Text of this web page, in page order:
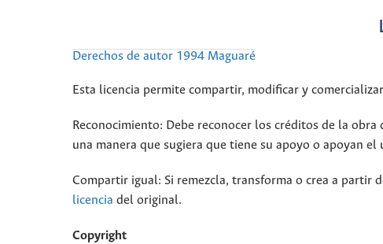
Derechos de autor 1994 Maguaré
Esta licencia permite compartir, modificar y
Reconocimiento: Debe reconocer los créditos de la
una manera que sugiera que tiene su apoyo o apoyan el
Compartir igual: Si remezcla, transforma o crea a
licencia del original.
Copyright